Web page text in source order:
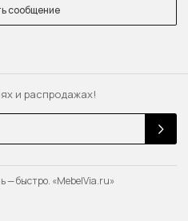
и распродажах!
сообщение
— быстро. «MebelVia.ru»